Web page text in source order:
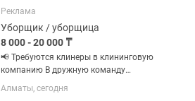
8000 в день
Реклама
Уборщик / уборщица
8 000 - 20 000 ₸
📢 Требуются клинеры в клининговую
компанию В дружную команду
требуются сотрудники для уборки
квартир, домов и офисов. 💰 Оплата:
Алматы, сегодня